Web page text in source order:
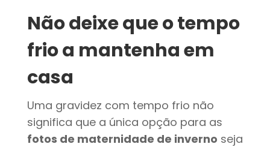
Não deixe que o tempo
frio a mantenha em
casa
Uma gravidez com tempo frio não
significa que a única opção para as
fotos de maternidade de inverno seja